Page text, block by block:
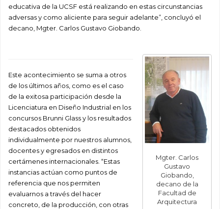
educativa de la UCSF está realizando en estas circunstancias
adversas y como aliciente para seguir adelante”, concluyó el
decano, Mgter. Carlos Gustavo Giobando.
Mgter. Carlos
Gustavo
Giobando,
decano de la
Facultad de
Arquitectura
Este acontecimiento se suma a otros
de los últimos años, como es el caso
de la exitosa participación desde la
Licenciatura en Diseño Industrial en los
concursos Brunni Glass y los resultados
destacados obtenidos
individualmente por nuestros alumnos,
docentes y egresados en distintos
certámenes internacionales. “Estas
instancias actúan como puntos de
referencia que nos permiten
evaluarnos a través del hacer
concreto, de la producción, con otras